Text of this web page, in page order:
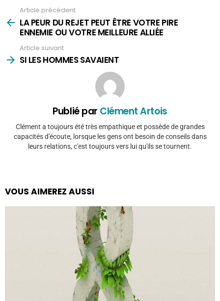
plus
Article précédent
LA PEUR DU REJET PEUT ÊTRE VOTRE PIRE
ENNEMIE OU VOTRE MEILLEURE ALLIÉE
Article suivant
SI LES HOMMES SAVAIENT
Publié par Clément Artois
Clément a toujours été très empathique et possède de grandes
capacités d'écoute, lorsque les gens ont besoin de conseils dans
leurs relations, c'est toujours vers lui qu'ils se tournent.
VOUS AIMEREZ AUSSI